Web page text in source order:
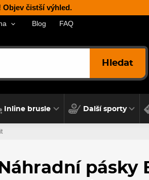
Objev čistší výhled.
Blog FAQ
Hledat
Inline brusle Další sporty
Náhradní pásky